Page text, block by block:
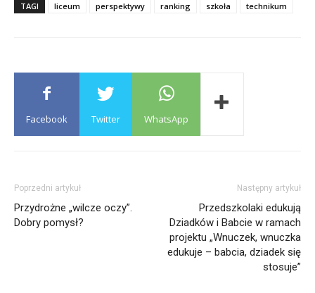
TAGI liceum perspektywy ranking szkoła technikum
Facebook Twitter WhatsApp
Poprzedni artykuł
Przydrożne „wilcze oczy”.
Dobry pomysł?
Następny artykuł
Przedszkolaki edukują
Dziadków i Babcie w ramach
projektu „Wnuczek, wnuczka
edukuje – babcia, dziadek się
stosuje”